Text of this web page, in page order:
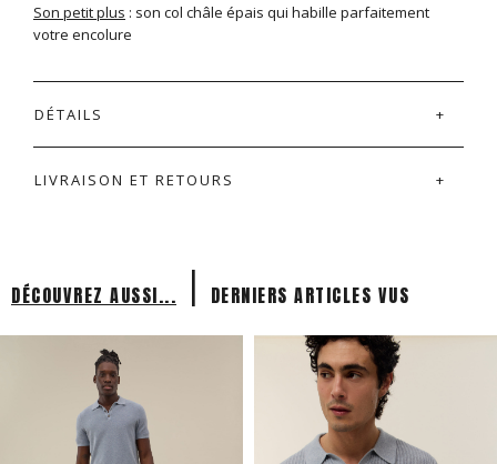
Son petit plus : son col châle épais qui habille parfaitement
votre encolure
DÉTAILS
LIVRAISON ET RETOURS
DÉCOUVREZ AUSSI... | DERNIERS ARTICLES VUS